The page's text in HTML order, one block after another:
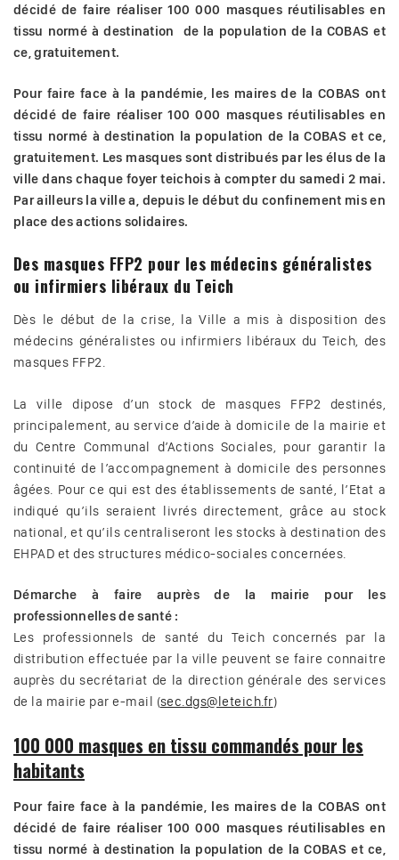
décidé de faire réaliser 100 000 masques réutilisables en
tissu normé à destination de la population de la COBAS et
ce, gratuitement.
Pour faire face à la pandémie, les maires de la COBAS ont
décidé de faire réaliser 100 000 masques réutilisables en
tissu normé à destination la population de la COBAS et ce,
gratuitement. Les masques sont distribués par les élus de la
ville dans chaque foyer teichois à compter du samedi 2 mai.
Par ailleurs la ville a, depuis le début du confinement mis en
place des actions solidaires.
Des masques FFP2 pour les médecins généralistes
ou infirmiers libéraux du Teich
Dès le début de la crise, la Ville a mis à disposition des
médecins généralistes ou infirmiers libéraux du Teich, des
masques FFP2.
La ville dipose d’un stock de masques FFP2 destinés,
principalement, au service d’aide à domicile de la mairie et
du Centre Communal d’Actions Sociales, pour garantir la
continuité de l’accompagnement à domicile des personnes
âgées. Pour ce qui est des établissements de santé, l’Etat a
indiqué qu’ils seraient livrés directement, grâce au stock
national, et qu’ils centraliseront les stocks à destination des
EHPAD et des structures médico-sociales concernées.
Démarche à faire auprès de la mairie pour les
professionnelles de santé :
Les professionnels de santé du Teich concernés par la
distribution effectuée par la ville peuvent se faire connaitre
auprès du secrétariat de la direction générale des services
de la mairie par e-mail (sec.dgs@leteich.fr)
100 000 masques en tissu commandés pour les
habitants
Pour faire face à la pandémie, les maires de la COBAS ont
décidé de faire réaliser 100 000 masques réutilisables en
tissu normé à destination la population de la COBAS et ce,